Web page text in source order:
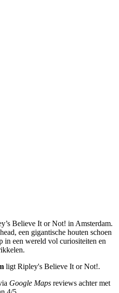
Believe It or Not! in Amsterdam.
een gigantische houten schoen
in een wereld vol curiositeiten en
ligt Ripley's Believe It or Not!.
Google Maps reviews achter met